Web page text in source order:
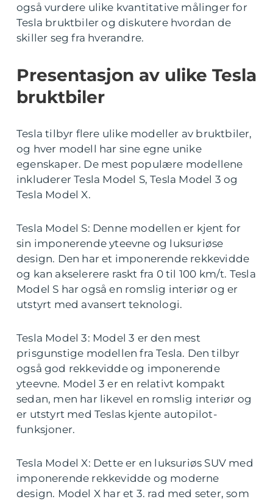
også vurdere ulike kvantitative målinger for
Tesla bruktbiler og diskutere hvordan de
skiller seg fra hverandre.
Presentasjon av ulike Tesla
bruktbiler
Tesla tilbyr flere ulike modeller av bruktbiler,
og hver modell har sine egne unike
egenskaper. De mest populære modellene
inkluderer Tesla Model S, Tesla Model 3 og
Tesla Model X.
Tesla Model S: Denne modellen er kjent for
sin imponerende yteevne og luksuriøse
design. Den har et imponerende rekkevidde
og kan akselerere raskt fra 0 til 100 km/t. Tesla
Model S har også en romslig interiør og er
utstyrt med avansert teknologi.
Tesla Model 3: Model 3 er den mest
prisgunstige modellen fra Tesla. Den tilbyr
også god rekkevidde og imponerende
yteevne. Model 3 er en relativt kompakt
sedan, men har likevel en romslig interiør og
er utstyrt med Teslas kjente autopilot-
funksjoner.
Tesla Model X: Dette er en luksuriøs SUV med
imponerende rekkevidde og moderne
design. Model X har et 3. rad med seter, som